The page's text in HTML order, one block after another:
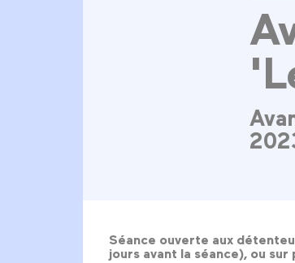
Séance ouverte aux
jours avant la séance), ou